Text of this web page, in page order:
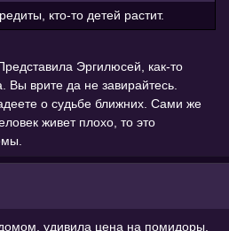
кто-то детей растит.
Эргилюсей, как-то
Вы врите да не завирайтесь.
о судьбе ближних. Сами же
живет плохо, то это
удивила цена на помидоры.